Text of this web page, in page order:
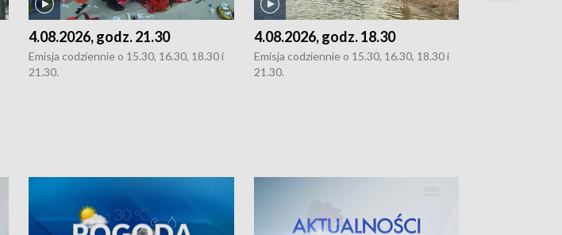
4.08.2026, godz. 21.30
Emisja codziennie o 15.30, 16.30, 18.30 i
21.30.
4.08.2026, godz. 18.30
Emisja codziennie o 15.30, 16.30, 18.30 i
21.30.